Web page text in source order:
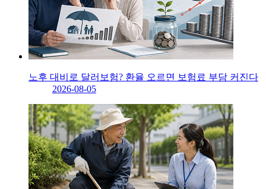
노후 대비로 달러보험? 환율 오르면 보험료 부담 커진다
2026-08-05